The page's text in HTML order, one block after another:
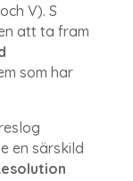
V). S
att ta fram
som har
en särskild